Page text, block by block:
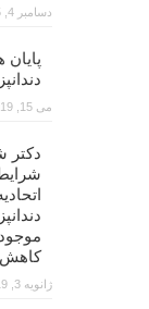
دسامبر 4, 2025
می 15, 2019
دکتر
کاهش
ژانویه 3, 2019